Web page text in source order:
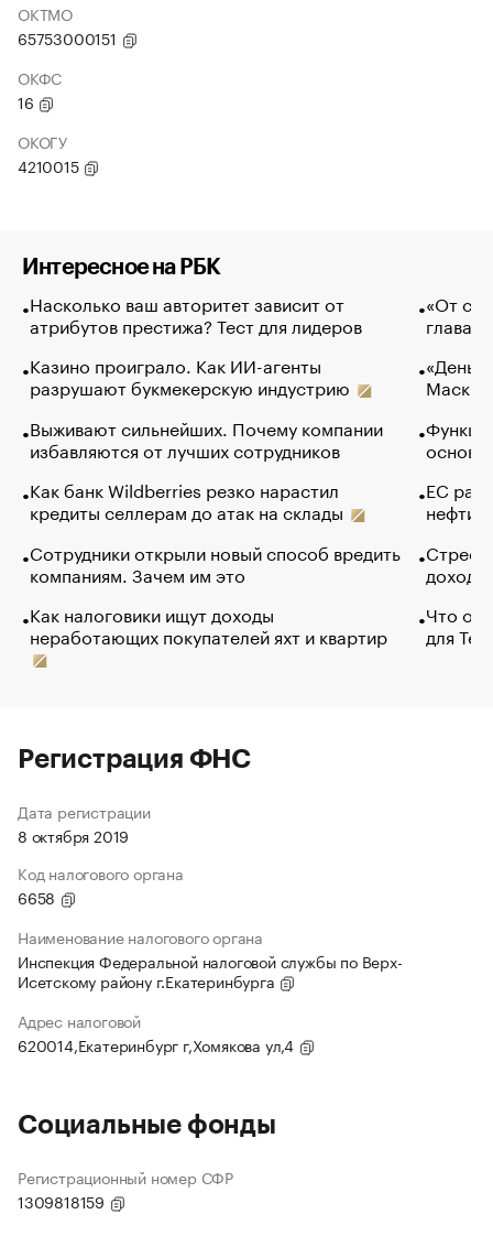
ОКТМО
65753000151
ОКФС
16
ОКОГУ
4210015
Интересное на РБК
Насколько ваш авторитет зависит от
атрибутов престижа? Тест для лидеров
Казино проиграло. Как ИИ-агенты
разрушают букмекерскую индустрию
Выживают сильнейших. Почему компании
избавляются от лучших сотрудников
Как банк Wildberries резко нарастил
кредиты селлерам до атак на склады
Сотрудники открыли новый способ вредить
компаниям. Зачем им это
Как налоговики ищут доходы
неработающих покупателей яхт и квартир
«От
глава
Маск в
основ
ЕС
нефти
Что
для
Регистрация ФНС
Дата регистрации
8 октября 2019
Код налогового органа
6658
Наименование налогового органа
Инспекция Федеральной налоговой службы по Верх-
Исетскому району г.Екатеринбурга
Адрес налоговой
620014,Екатеринбург г,Хомякова ул,4
Социальные фонды
Регистрационный номер СФР
1309818159